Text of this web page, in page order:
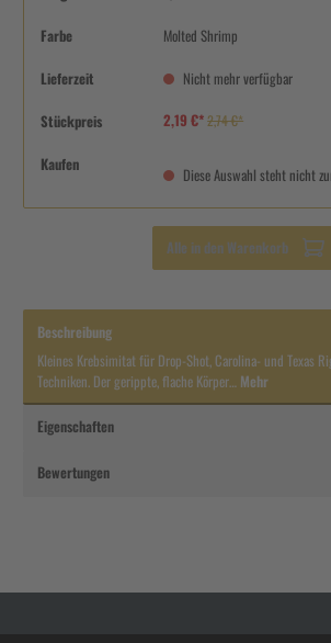
Farbe Molted Shrimp
Lieferzeit Nicht mehr verfügbar
Stückpreis 2,19 €*2,74 €*
Kaufen
Diese Auswahl steht nicht
Alle in den Warenkorb
Beschreibung
Kleines Krebsimitat für Drop-Shot, Carolina- und Texas
Techniken. Der gerippte, flache Körper… Mehr
Eigenschaften
Bewertungen